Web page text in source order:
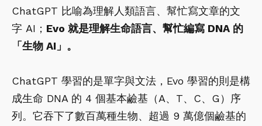
ChatGPT 比喻為理解人類語言、幫忙寫文章的文
字 AI； Evo 就是理解生命語言、幫忙編寫 DNA 的
「生物 AI」。
ChatGPT 學習的是單字與文法，Evo 學習的則是構
成生命 DNA 的 4 個基本鹼基（A、T、C、G）序
列。它吞下了數百萬種生物、超過 9 萬億個鹼基的